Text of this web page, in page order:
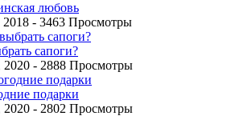
любовь
2018 - 3463 Просмотры
сапоги?
2020 - 2888 Просмотры
подарки
2020 - 2802 Просмотры